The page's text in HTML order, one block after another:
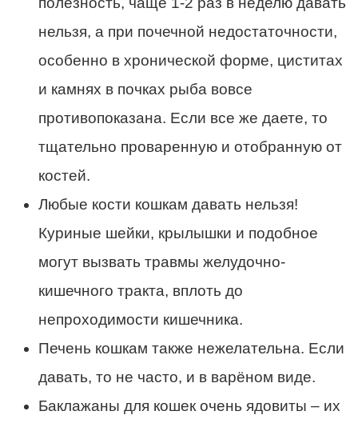
нельзя, а при почечной недостаточности,
особенно в хронической форме, циститах
и камнях в почках рыба вовсе
противопоказана. Если все же даете, то
тщательно проваренную и отобранную от
костей.
Любые кости кошкам давать нельзя!
Куриные шейки, крылышки и подобное
могут вызвать травмы желудочно-
кишечного тракта, вплоть до
непроходимости кишечника.
Печень кошкам также нежелательна. Если
давать, то не часто, и в варёном виде.
Баклажаны для кошек очень ядовиты – их